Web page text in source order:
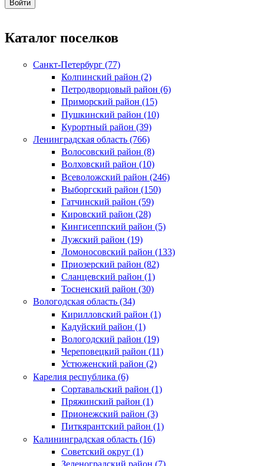
Каталог поселков
Санкт-Петербург (77)
Колпинский район (2)
Петродворцовый район (6)
Приморский район (15)
Пушкинский район (10)
Курортный район (39)
Ленинградская область (766)
Волосовский район (8)
Волховский район (10)
Всеволожский район (246)
Выборгский район (150)
Гатчинский район (59)
Кировский район (28)
Кингисеппский район (5)
Лужский район (19)
Ломоносовский район (133)
Приозерский район (82)
Сланцевский район (1)
Тосненский район (30)
Вологодская область (34)
Кирилловский район (1)
Кадуйский район (1)
Вологодский район (19)
Череповецкий район (11)
Устюженский район (2)
Карелия республика (6)
Сортавальский район (1)
Пряжинский район (1)
Прионежский район (3)
Питкярантский район (1)
Калининградская область (16)
Советский округ (1)
Зеленоградский район (7)